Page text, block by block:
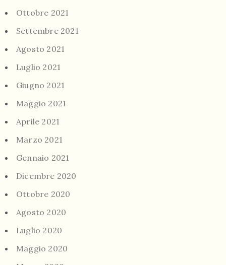
Ottobre 2021
Settembre 2021
Agosto 2021
Luglio 2021
Giugno 2021
Maggio 2021
Aprile 2021
Marzo 2021
Gennaio 2021
Dicembre 2020
Ottobre 2020
Agosto 2020
Luglio 2020
Maggio 2020